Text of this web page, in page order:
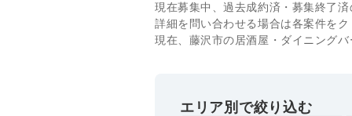
現在募集中、過去成約済・募集終了
詳細を問い合わせる場合は各案件を
現在、藤沢市の居酒屋・ダイニング
エリア別で絞り込む